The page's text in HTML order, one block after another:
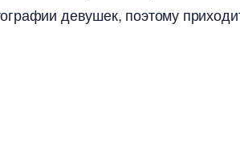
девушек, поэтому